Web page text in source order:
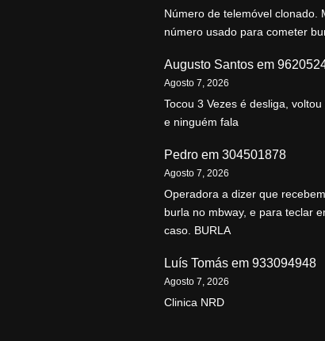
Número de telemóvel clonado.
número usado para cometer
Augusto Santos em
Agosto 7, 2026
Tocou 3 Vezes é desliga,
e ninguém fala
Pedro em 304501878
Agosto 7, 2026
Operadora a dizer que
burla no mbway, e para teclar
caso. BURLA
Luís Tomás em 933094948
Agosto 7, 2026
Clinica NRD